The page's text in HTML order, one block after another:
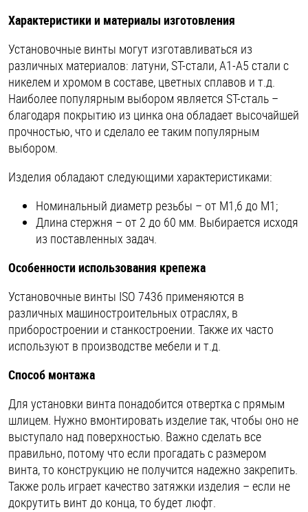
Характеристики и материалы изготовления
Установочные винты могут изготавливаться из
различных материалов: латуни, ST-стали, A1-A5 стали с
никелем и хромом в составе, цветных сплавов и т.д.
Наиболее популярным выбором является ST-сталь –
благодаря покрытию из цинка она обладает высочайшей
прочностью, что и сделало ее таким популярным
выбором.
Изделия обладают следующими характеристиками:
Номинальный диаметр резьбы – от M1,6 до M1;
Длина стержня – от 2 до 60 мм. Выбирается исходя
из поставленных задач.
Особенности использования крепежа
Установочные винты ISO 7436 применяются в
различных машиностроительных отраслях, в
приборостроении и станкостроении. Также их часто
используют в производстве мебели и т.д.
Способ монтажа
Для установки винта понадобится отвертка с прямым
шлицем. Нужно вмонтировать изделие так, чтобы оно не
выступало над поверхностью. Важно сделать все
правильно, потому что если прогадать с размером
винта, то конструкцию не получится надежно закрепить.
Также роль играет качество затяжки изделия – если не
докрутить винт до конца, то будет люфт.